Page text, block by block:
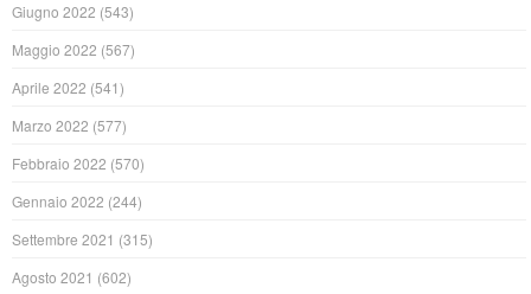
Giugno 2022 (543)
Maggio 2022 (567)
Aprile 2022 (541)
Marzo 2022 (577)
Febbraio 2022 (570)
Gennaio 2022 (244)
Settembre 2021 (315)
Agosto 2021 (602)